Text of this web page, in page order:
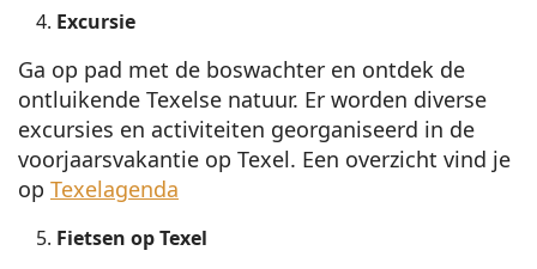
Excursie
Ga op pad met de boswachter en ontdek de
ontluikende Texelse natuur. Er worden diverse
excursies en activiteiten georganiseerd in de
voorjaarsvakantie op Texel. Een overzicht vind je
op Texelagenda
Fietsen op Texel